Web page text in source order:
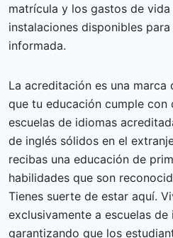
matrícula y los gastos de
instalaciones disponibles
informada.
La acreditación es una
que tu educación cumple con
escuelas de idiomas
de inglés sólidos en el
recibas una educación de
habilidades que son
Tienes suerte de estar aquí.
exclusivamente a escuelas
garantizando que los